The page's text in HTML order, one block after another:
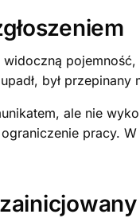
był
ale nie
pracy.